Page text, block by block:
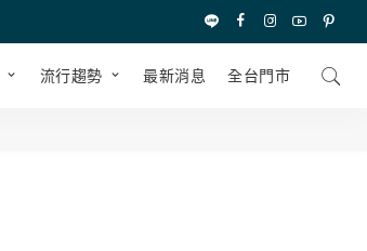
流行趨勢 最新消息 全台⾨市